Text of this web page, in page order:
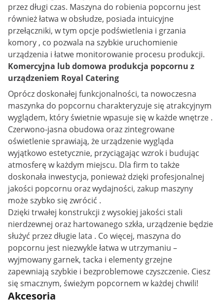
przez długi czas. Maszyna do robienia popcornu jest
również łatwa w obsłudze, posiada intuicyjne
przełączniki, w tym opcje podświetlenia i grzania
komory , co pozwala na szybkie uruchomienie
urządzenia i łatwe monitorowanie procesu produkcji.
Komercyjna lub domowa produkcja popcornu z
urządzeniem Royal Catering
Oprócz doskonałej funkcjonalności, ta nowoczesna
maszynka do popcornu charakteryzuje się atrakcyjnym
wyglądem, który świetnie wpasuje się w każde wnętrze .
Czerwono-jasna obudowa oraz zintegrowane
oświetlenie sprawiają, że urządzenie wygląda
wyjątkowo estetycznie, przyciągając wzrok i budując
atmosferę w każdym miejscu. Dla firm to także
doskonała inwestycja, ponieważ dzięki profesjonalnej
jakości popcornu oraz wydajności, zakup maszyny
może szybko się zwrócić .
Dzięki trwałej konstrukcji z wysokiej jakości stali
nierdzewnej oraz hartowanego szkła, urządzenie będzie
służyć przez długie lata . Co więcej, maszyna do
popcornu jest niezwykle łatwa w utrzymaniu –
wyjmowany garnek, tacka i elementy grzejne
zapewniają szybkie i bezproblemowe czyszczenie. Ciesz
się smacznym, świeżym popcornem w każdej chwili!
Akcesoria